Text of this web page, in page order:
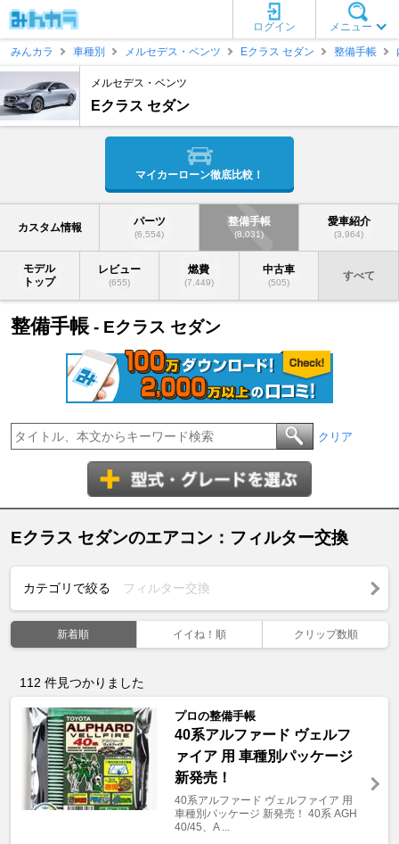
メニュー
ログイン
みんカラ
車種別 メルセデス・ベンツ Eクラス セダン 整備手帳
メルセデス・ベンツ
Eクラス セダン
マイカーローン徹底比較！
カスタム情報 パーツ
(6,554)
整備手帳
(8,031)
愛車紹介
(3,964)
モデル
トップ
レビュー
(655)
燃費
(7,449)
中古車
(505)
すべて
整備手帳 - Eクラス セダン
クリア
Eクラス セダンのエアコン：フィルター交換
カテゴリで絞る フィルター交換
新着順 イイね！順 クリップ数順
112 件見つかりました
プロの整備手帳
40系アルファード ヴェルフ
ァイア 用 車種別パッケージ
新発売！
40系アルファード ヴェルファイア 用
車種別パッケージ 新発売！ 40系 AGH
40/45、A ...